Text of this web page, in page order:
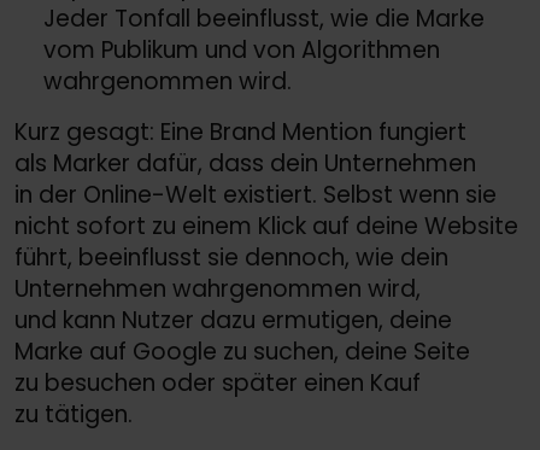
Jeder Tonfall beeinflusst, wie die Marke
vom Publikum und von Algorithmen
wahrgenommen wird.
Kurz gesagt: Eine Brand Mention fungiert
als Marker dafür, dass dein Unternehmen
in der Online-Welt existiert. Selbst wenn sie
nicht sofort zu einem Klick auf deine Website
führt, beeinflusst sie dennoch, wie dein
Unternehmen wahrgenommen wird,
und kann Nutzer dazu ermutigen, deine
Marke auf Google zu suchen, deine Seite
zu besuchen oder später einen Kauf
zu tätigen.